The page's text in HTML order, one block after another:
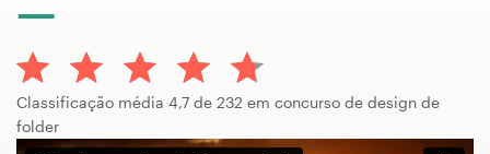
Classificação média 4,7 de 232 em concurso de design de
folder
Serviços
de
design